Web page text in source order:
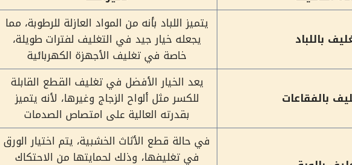
باللباد
يتميز اللباد بأنه من المواد العازلة للرطوبة، مما
يجعله خيار جيد في التغليف لفترات طويلة،
خاصة في تغليف الأجهزة الكهربائية
بالفقاعات
يعد الخيار الأفضل في تغليف القطع القابلة
للكسر مثل ألواح الزجاج وغيرها، لأنه يتميز
بقدرته العالية على امتصاص الصدمات
في حالة قطع الأثاث الخشبية، يتم اختيار الورق
في تغليفها، وذلك لحمايتها من الاحتكاك